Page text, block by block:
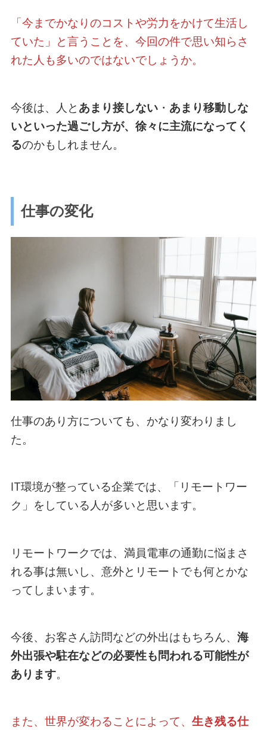
「今までかなりのコストや労力をかけて生活し
ていた」と言うことを、今回の件で思い知らさ
れた人も多いのではないでしょうか。
今後は、人と あまり接しない・ あまり移動しな
いといった過ごし方が、徐々に主流になってく
るのかもしれません。
仕事の変化
仕事のあり方についても、かなり変わりまし
た。
IT環境が整っている企業では、「リモートワー
ク」をしている人が多いと思います。
リモートワークでは、満員電車の通勤に悩まさ
れる事は無いし、意外とリモートでも何とかな
ってしまいます。
今後、お客さん訪問などの外出はもちろん、 海
外出張や駐在などの必要性も問われる可能性が
あります。
また、世界が変わることによって、 生き残る仕